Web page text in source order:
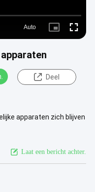
Auto
Picture- Fullscreen
Deel
apparaten zich blijven
Laat een bericht achter.